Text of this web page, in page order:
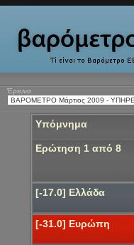
Έρευνα
Υπόμνημα
Ερώτηση 1 από 8
[-17.0] Ελλάδα
[-31.0] Ευρώπη